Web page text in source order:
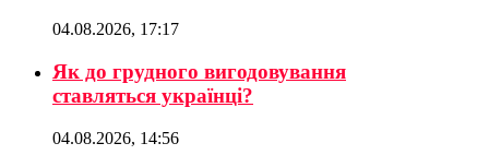
04.08.2026, 17:17
Як до грудного вигодовування
ставляться українці?
04.08.2026, 14:56